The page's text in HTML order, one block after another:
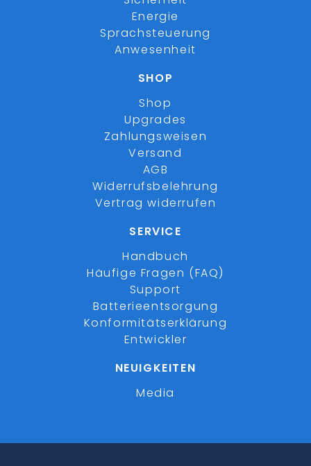
Energie
Sprachsteuerung
Anwesenheit
SHOP
Shop
Upgrades
Zahlungsweisen
Versand
AGB
Widerrufsbelehrung
Vertrag widerrufen
SERVICE
Handbuch
Häufige Fragen (FAQ)
Support
Batterieentsorgung
Konformitätserklärung
Entwickler
NEUIGKEITEN
Media